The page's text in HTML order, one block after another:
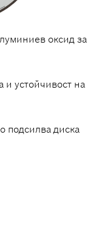
оксид за
и устойчивост на
подсилва диска